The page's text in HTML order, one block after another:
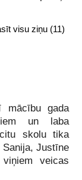
visu ziņu (11)
gada
un laba
skolu tika
Justīne
veicas